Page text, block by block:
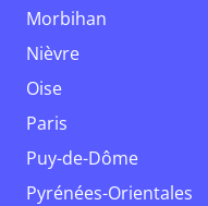
Morbihan
Nièvre
Oise
Paris
Puy-de-Dôme
Pyrénées-Orientales